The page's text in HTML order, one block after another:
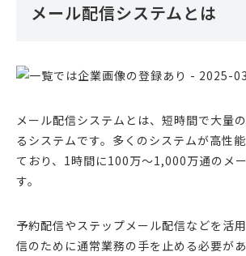
メール配信システムとは
メール配信システムとは、短時間で大量
るシステムです。多くのシステムが高性
ており、1時間に100万〜1,000万通のメ
す。
予約配信やステップメール配信などを活
信のために通常業務の手を止める必要が